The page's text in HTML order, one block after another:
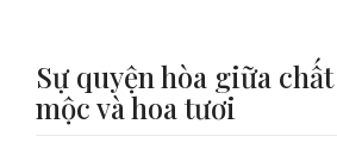
Sự quyện hòa giữa
mộc và hoa tươi